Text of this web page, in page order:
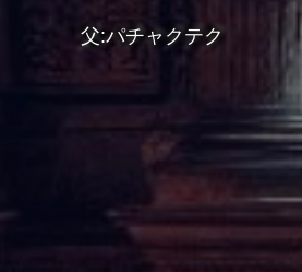
父:パチャクテク